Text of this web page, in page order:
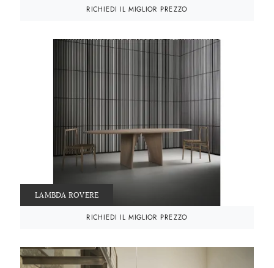
RICHIEDI IL MIGLIOR PREZZO
LAMBDA ROVERE
RICHIEDI IL MIGLIOR PREZZO